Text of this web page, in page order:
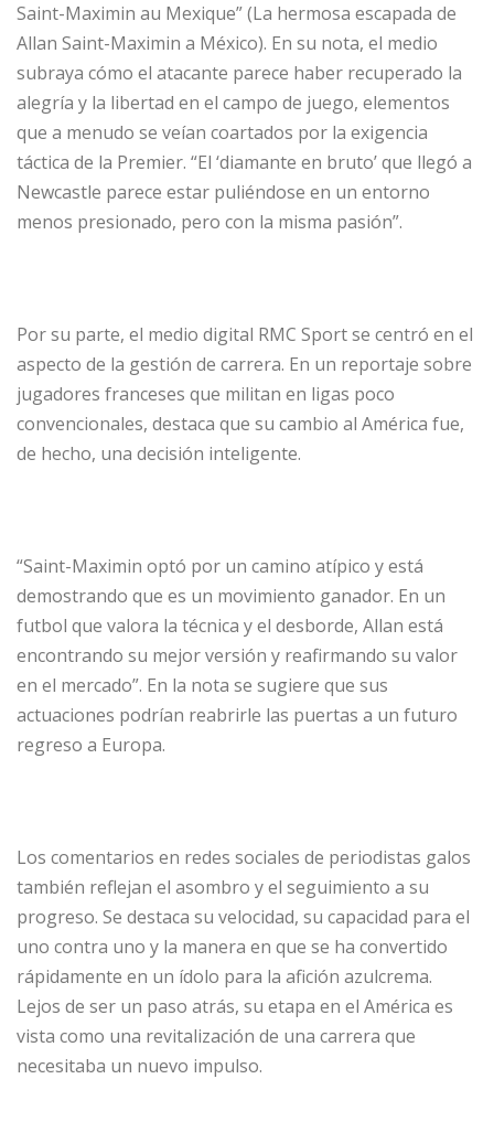
Saint-Maximin au Mexique” (La hermosa escapada de
Allan Saint-Maximin a México). En su nota, el medio
subraya cómo el atacante parece haber recuperado la
alegría y la libertad en el campo de juego, elementos
que a menudo se veían coartados por la exigencia
táctica de la Premier. “El ‘diamante en bruto’ que llegó a
Newcastle parece estar puliéndose en un entorno
menos presionado, pero con la misma pasión”.
Por su parte, el medio digital RMC Sport se centró en el
aspecto de la gestión de carrera. En un reportaje sobre
jugadores franceses que militan en ligas poco
convencionales, destaca que su cambio al América fue,
de hecho, una decisión inteligente.
“Saint-Maximin optó por un camino atípico y está
demostrando que es un movimiento ganador. En un
futbol que valora la técnica y el desborde, Allan está
encontrando su mejor versión y reafirmando su valor
en el mercado”. En la nota se sugiere que sus
actuaciones podrían reabrirle las puertas a un futuro
regreso a Europa.
Los comentarios en redes sociales de periodistas galos
también reflejan el asombro y el seguimiento a su
progreso. Se destaca su velocidad, su capacidad para el
uno contra uno y la manera en que se ha convertido
rápidamente en un ídolo para la afición azulcrema.
Lejos de ser un paso atrás, su etapa en el América es
vista como una revitalización de una carrera que
necesitaba un nuevo impulso.